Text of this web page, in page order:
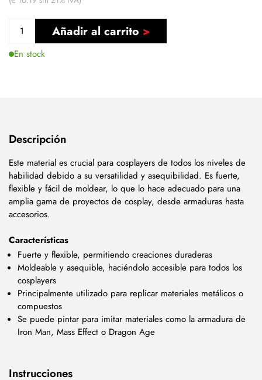
Añadir al carrito
En stock
Descripción
Este material es crucial para cosplayers de todos los niveles de
habilidad debido a su versatilidad y asequibilidad. Es fuerte,
flexible y fácil de moldear, lo que lo hace adecuado para una
amplia gama de proyectos de cosplay, desde armaduras hasta
accesorios.
Características
Fuerte y flexible, permitiendo creaciones duraderas
Moldeable y asequible, haciéndolo accesible para todos los
cosplayers
Principalmente utilizado para replicar materiales metálicos o
compuestos
Se puede pintar para imitar materiales como la armadura de
Iron Man, Mass Effect o Dragon Age
Instrucciones